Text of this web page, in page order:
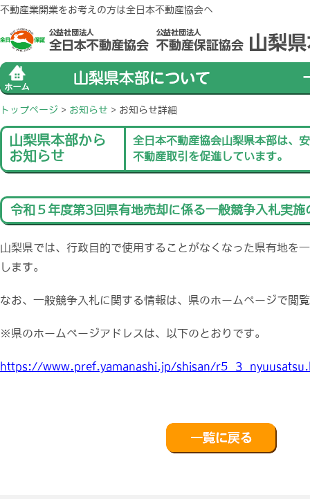
不動産業開業をお考えの方は全日本不動産協会へ
トップページ > お知らせ > お知らせ詳細
山梨県本部から
お知らせ
全日本不動産協会山梨県本部は、
不動産取引を促進しています。
令和５年度第3回県有地売却に係る一般競争入札実施
山梨県では、行政目的で使用することがなくなった県有地を
します。
なお、一般競争入札に関する情報は、県のホームページで閲
※県のホームページアドレスは、以下のとおりです。
https://www.pref.yamanashi.jp/shisan/